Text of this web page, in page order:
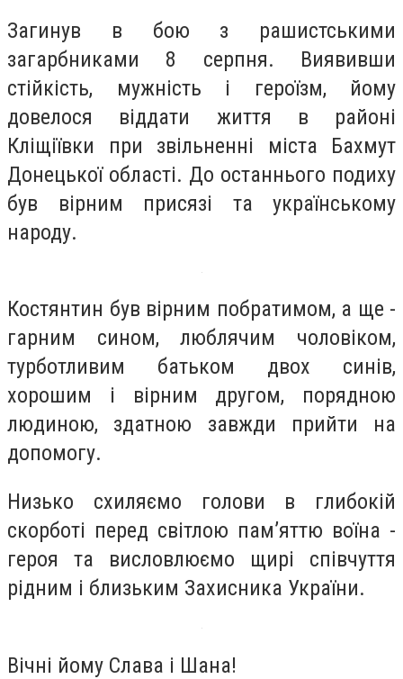
Загинув в бою з рашистськими
загарбниками 8 серпня. Виявивши
стійкість, мужність і героїзм, йому
довелося віддати життя в районі
Кліщіївки при звільненні міста Бахмут
Донецької області. До останнього подиху
був вірним присязі та українському
народу.
Костянтин був вірним побратимом, а ще -
гарним сином, люблячим чоловіком,
турботливим батьком двох синів,
хорошим і вірним другом, порядною
людиною, здатною завжди прийти на
допомогу.
Низько схиляємо голови в глибокій
скорботі перед світлою пам’яттю воїна -
героя та висловлюємо щирі співчуття
рідним і близьким Захисника України.
Вічні йому Слава і Шана!